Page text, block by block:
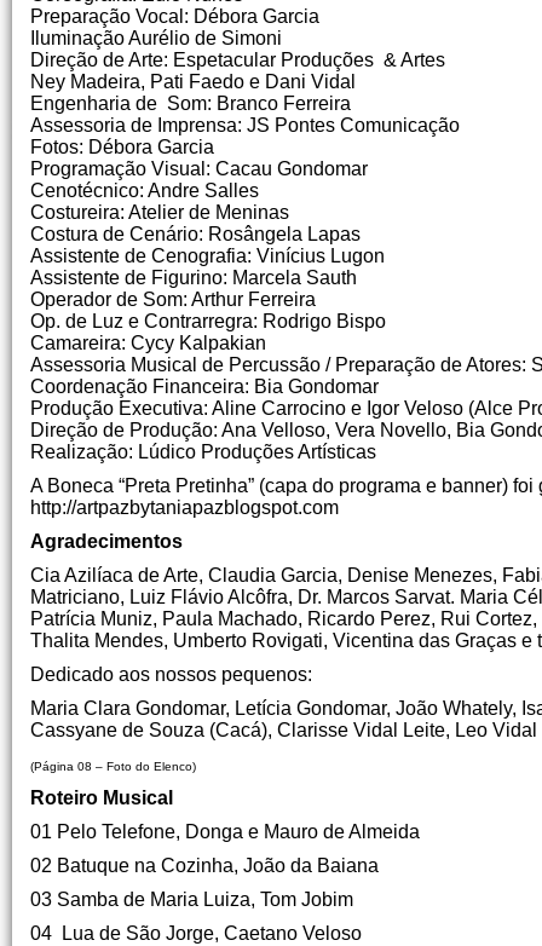
Preparação Vocal: Débora Garcia
Iluminação Aurélio de Simoni
Direção de Arte: Espetacular Produções & Artes
Ney Madeira, Pati Faedo e Dani Vidal
Engenharia de Som: Branco Ferreira
Assessoria de Imprensa: JS Pontes Comunicação
Fotos: Débora Garcia
Programação Visual: Cacau Gondomar
Cenotécnico: Andre Salles
Costureira: Atelier de Meninas
Costura de Cenário: Rosângela Lapas
Assistente de Cenografia: Vinícius Lugon
Assistente de Figurino: Marcela Sauth
Operador de Som: Arthur Ferreira
Op. de Luz e Contrarregra: Rodrigo Bispo
Camareira: Cycy Kalpakian
Assessoria Musical de Percussão / Preparação de Atores:
Coordenação Financeira: Bia Gondomar
Produção Executiva: Aline Carrocino e Igor Veloso (Alce
Direção de Produção: Ana Velloso, Vera Novello, Bia
Realização: Lúdico Produções Artísticas
A Boneca “Preta Pretinha” (capa do programa e banner)
http://artpazbytaniapazblogspot.com
Agradecimentos
Cia Azilíaca de Arte, Claudia Garcia, Denise Menezes,
Matriciano, Luiz Flávio Alcôfra, Dr. Marcos Sarvat. Maria
Patrícia Muniz, Paula Machado, Ricardo Perez, Rui
Thalita Mendes, Umberto Rovigati, Vicentina das Graças e
Dedicado aos nossos pequenos:
Maria Clara Gondomar, Letícia Gondomar, João Whately,
Cassyane de Souza (Cacá), Clarisse Vidal Leite, Leo
(Página 08 – Foto do Elenco)
Roteiro Musical
01 Pelo Telefone, Donga e Mauro de Almeida
02 Batuque na Cozinha, João da Baiana
03 Samba de Maria Luiza, Tom Jobim
04 Lua de São Jorge, Caetano Veloso